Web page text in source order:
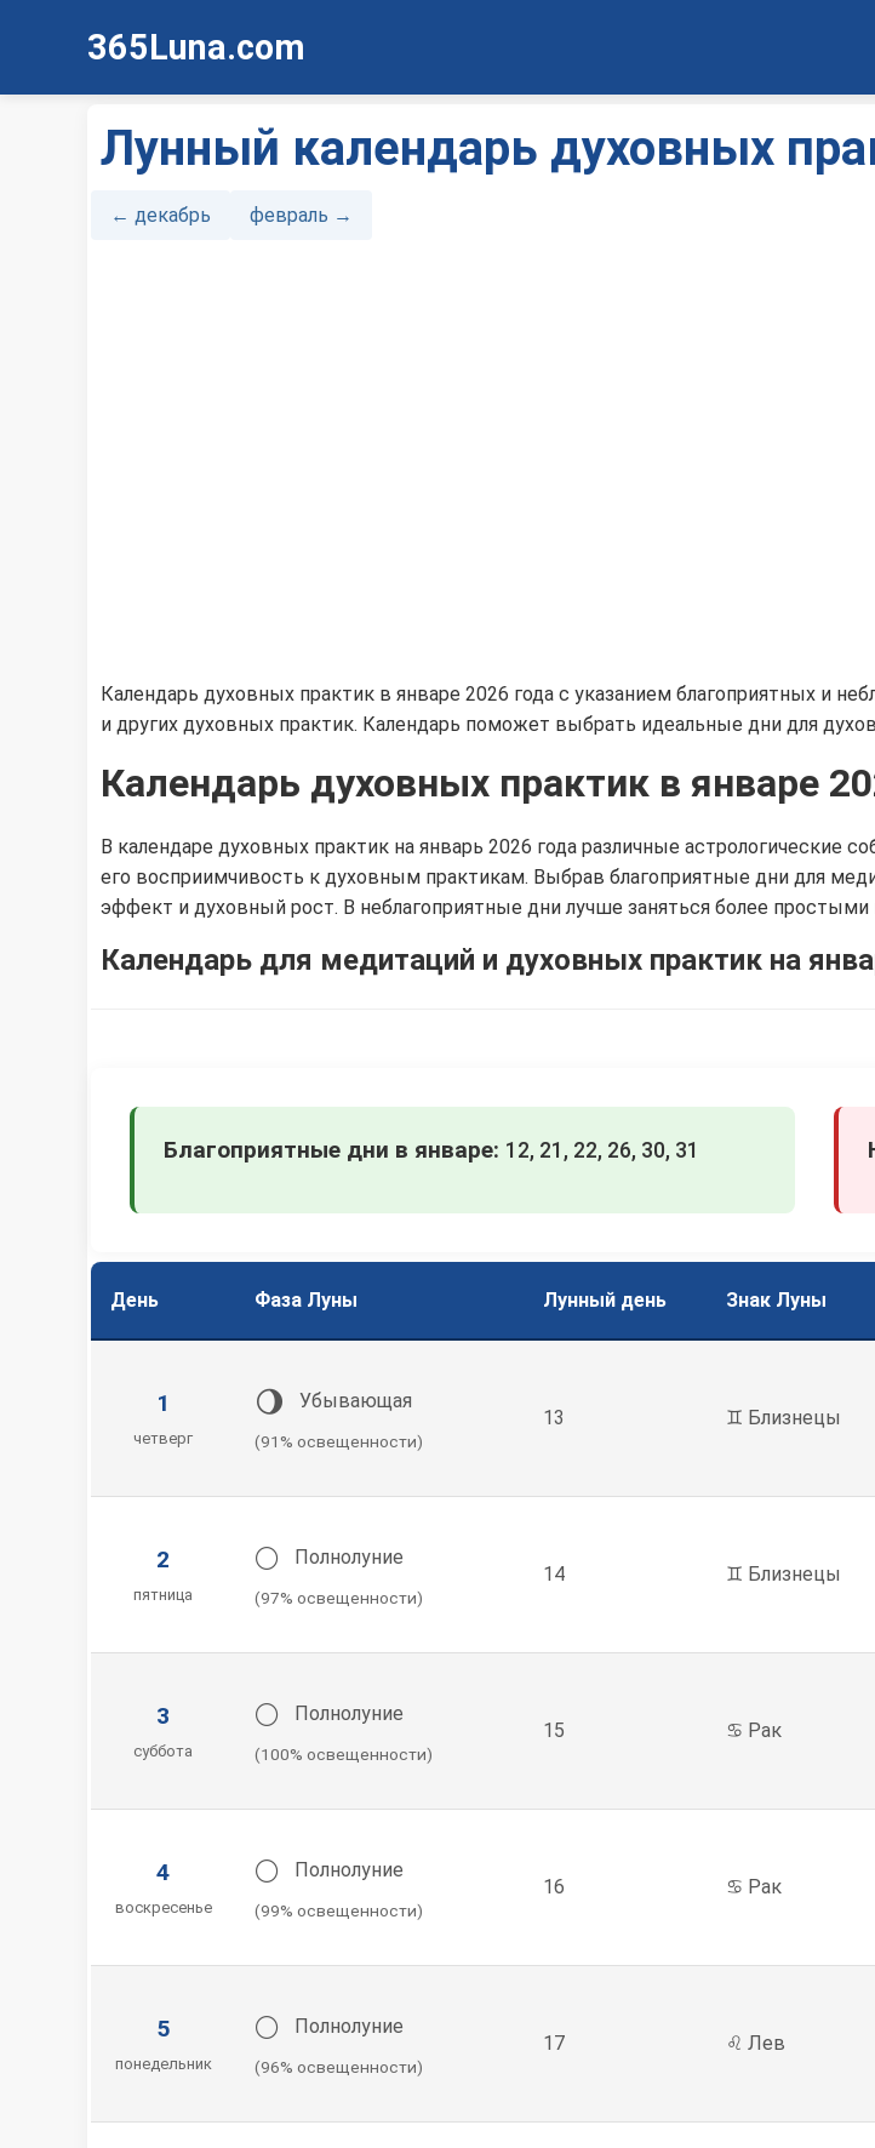
365Luna.com
Лунный календарь духовных
← декабрь февраль →
Календарь духовных практик в январе 2026 года с указанием благоприятных и
и других духовных практик. Календарь поможет выбрать идеальные дни для
Календарь духовных практик в январе
В календаре духовных практик на январь 2026 года различные астрологические
его восприимчивость к духовным практикам. Выбрав благоприятные дни для
эффект и духовный рост. В неблагоприятные дни лучше заняться более
Календарь для медитаций и духовных практик на
Благоприятные дни в январе: 12, 21, 22, 26, 30, 31
День Фаза Луны Лунный день Знак Луны
1
четверг
🌖 Убывающая
(91% освещенности)
13 ♊ Близнецы
2
пятница
🌕 Полнолуние
(97% освещенности)
14 ♊ Близнецы
3
суббота
🌕 Полнолуние
(100% освещенности)
15 ♋ Рак
4
воскресенье
🌕 Полнолуние
(99% освещенности)
16 ♋ Рак
5
понедельник
🌕 Полнолуние
(96% освещенности)
17 ♌ Лев